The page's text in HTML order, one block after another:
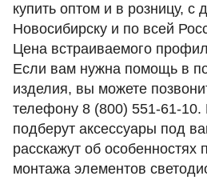
купить оптом и в розницу, с
Новосибирску и по всей
Цена встраиваемого
Если вам нужна помощь в
изделия, вы можете
телефону 8 (800) 551-61-10.
подберут аксессуары под
расскажут об особенностях
монтажа элементов